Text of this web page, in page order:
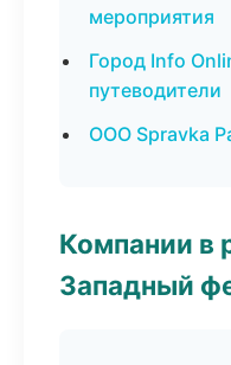
мероприятия
Город Info
путеводители
ООО Spravka
Компании в
Западный